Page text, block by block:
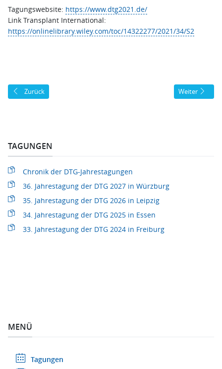
Tagungswebsite: https://www.dtg2021.de/
Link Transplant International:
https://onlinelibrary.wiley.com/toc/14322277/2021/34/S2
Vorheriger Beitrag: 31. Jahrestagung der DTG 2022 in Erlangen
Zurück Nächster
Weiter
TAGUNGEN
Chronik der DTG-Jahrestagungen
36. Jahrestagung der DTG 2027 in Würzburg
35. Jahrestagung der DTG 2026 in Leipzig
34. Jahrestagung der DTG 2025 in Essen
33. Jahrestagung der DTG 2024 in Freiburg
MENÜ
Tagungen